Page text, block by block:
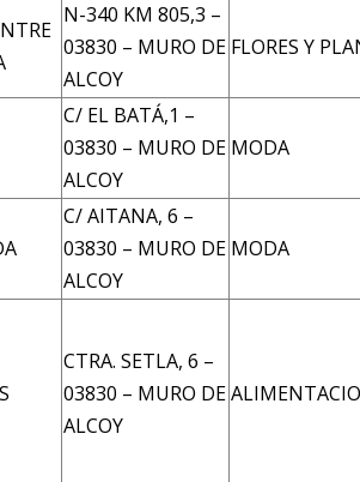
N-340 KM 805,3 –
03830 – MURO DE
ALCOY
FLORES Y
C/ EL BATÁ,1 –
03830 – MURO DE
ALCOY
MODA
C/ AITANA, 6 –
03830 – MURO DE
ALCOY
MODA
CTRA. SETLA, 6 –
03830 – MURO DE
ALCOY